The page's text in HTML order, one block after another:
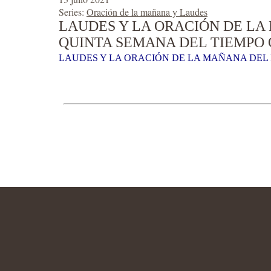
Series: Oración de la mañana y Laudes
LAUDES Y LA ORACIÓN DE LA
QUINTA SEMANA DEL TIEMPO
LAUDES Y LA ORACIÓN DE LA MAÑANA DEL